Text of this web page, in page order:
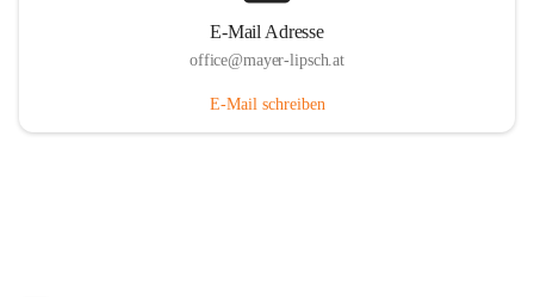
E-Mail Adresse
office@mayer-lipsch.at
E-Mail schreiben